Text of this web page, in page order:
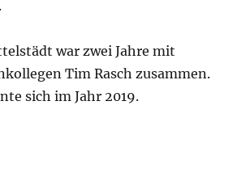
war zwei Jahre mit
Tim Rasch zusammen.
sich im Jahr 2019.